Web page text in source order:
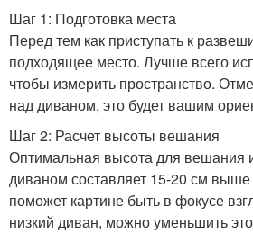
Шаг 1: Подготовка места
Перед тем как приступать к
подходящее место. Лучше всего
чтобы измерить пространство.
над диваном, это будет вашим
Шаг 2: Расчет высоты вешания
Оптимальная высота для вешания
диваном составляет 15-20 см выше
поможет картине быть в фокусе
низкий диван, можно уменьшить